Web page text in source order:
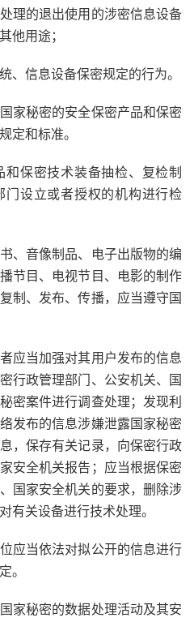
的退出使用的涉密信息设备
他用途；
信息设备保密规定的行为。
秘密的安全保密产品和保密
定和标准。
保密技术装备抽检、复检制
门设立或者授权的机构进行检
音像制品、电子出版物的编
节目、电视节目、电影的制作
制、发布、传播，应当遵守国
当加强对其用户发布的信息
行政管理部门、公安机关、国
密案件进行调查处理；发现利
发布的信息涉嫌泄露国家秘密
，保存有关记录，向保密行政
安全机关报告；应当根据保密
国家安全机关的要求，删除涉
有关设备进行技术处理。
当依法对拟公开的信息进行
。
秘密的数据处理活动及其安